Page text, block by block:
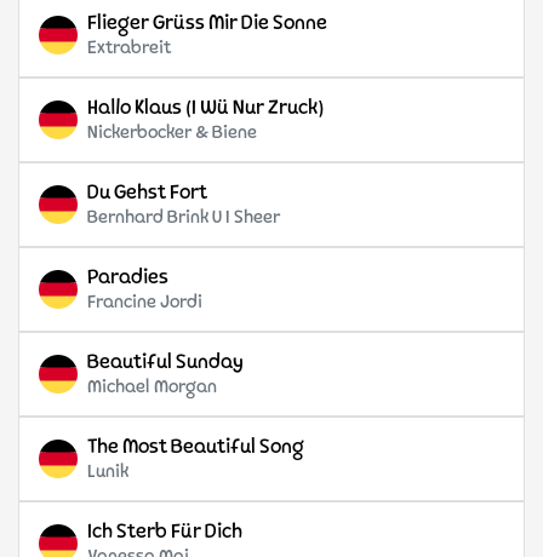
Flieger Grüss Mir Die Sonne
Extrabreit
Hallo Klaus (I Wü Nur Zruck)
Nickerbocker & Biene
Du Gehst Fort
Bernhard Brink U I Sheer
Paradies
Francine Jordi
Beautiful Sunday
Michael Morgan
The Most Beautiful Song
Lunik
Ich Sterb Für Dich